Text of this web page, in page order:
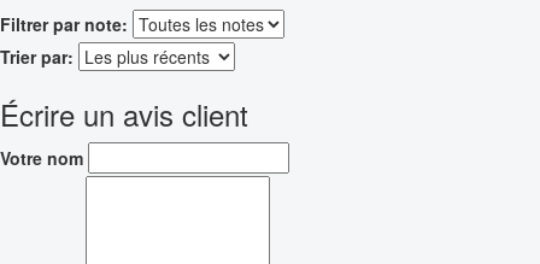
Filtrer par note:
Trier par:
Écrire un avis client
Votre nom